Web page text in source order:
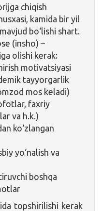
chiqish
kamida bir yil
bo‘lishi shart.
(insho) –
olishi kerak:
motivatsiyasi
tayyorgarlik
mos keladi)
faxriy
va h.k.)
ko‘zlangan
yo‘nalish va
boshqa
topshirilishi kerak